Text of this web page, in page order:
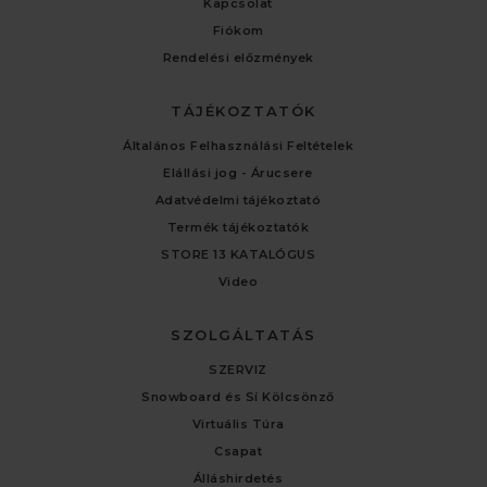
Kapcsolat
Fiókom
Rendelési előzmények
TÁJÉKOZTATÓK
Általános Felhasználási Feltételek
Elállási jog - Árucsere
Adatvédelmi tájékoztató
Termék tájékoztatók
STORE 13 KATALÓGUS
Video
SZOLGÁLTATÁS
SZERVIZ
Snowboard és Sí Kölcsönző
Virtuális Túra
Csapat
Álláshirdetés